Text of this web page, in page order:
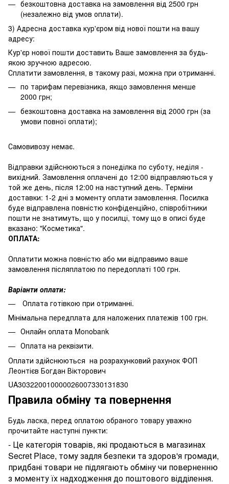
безкоштовна доставка на замовлення від 2500 грн
(незалежно від умов оплати).
3) Адресна доставка кур'єром від нової пошти на вашу
адресу:
Кур'єр нової пошти доставить Ваше замовлення за будь-
якою зручною адресою.
Сплатити замовлення, в такому разі, можна при отриманні.
по тарифам перевізника, якщо замовлення менше
2000 грн;
безкоштовна доставка на замовлення від 2000 грн (за
умови повної оплати);
Самовивозу немає.
Відправки здійснюються з понеділка по суботу, неділя -
вихідний. Замовлення оплачені до 12:00 відправляються у
той же день, після 12:00 на наступний день. Терміни
доставки: 1-2 дні з моменту оплати замовлення. Посилка
буде відправлена повністю конфіденційно, співробітники
пошти не знатимуть, що у посилці, тому що в описі буде
вказано: "Косметика".
ОПЛАТА:
Оплатити можна повністю або ми відправимо ваше
замовлення післяплатою по передоплаті 100 грн.
Варіанти оплати:
Оплата готівкою при отриманні.
Мінімальна передплата для наложених платежів 100 грн.
Онлайн оплата Monobank
Оплата на реквізити.
Оплати здійснюються на розрахунковий рахунок ФОП
Леонтієв Богдан Вікторович
UA303220010000026007330131830
Правила обміну та повернення
Будь ласка, перед оплатою обраного товару уважно
прочитайте наступні пункти:
- Це категорія товарів, які продаються в магазинах
Secret Place, тому задля безпеки та здоров'я громади,
придбані товари не підлягають обміну чи поверненню
з моменту їх надходження до поштового відділення.